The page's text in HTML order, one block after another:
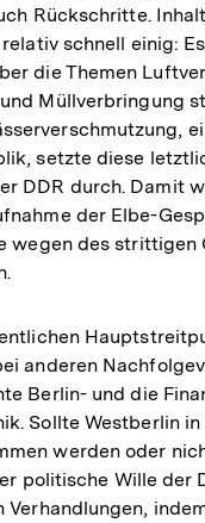
Rückschritte.
schnell einig:
die Themen
Müllverbringung
setzte diese
DDR durch. Damit
der Elbe-
wegen des strittigen
anderen
Berlin- und die
Sollte Westberlin
werden oder
politische Wille der
Verhandlungen,